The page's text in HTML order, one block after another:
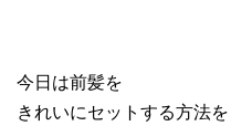
今日は前髪を
きれいにセットする方法を